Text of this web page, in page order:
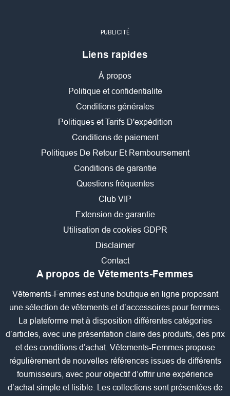
PUBLICITÉ
Liens rapides
À propos
Politique et confidentialite
Conditions générales
Politiques et Tarifs D'expédition
Conditions de paiement
Politiques De Retour Et Remboursement
Conditions de garantie
Questions fréquentes
Club VIP
Extension de garantie
Utilisation de cookies GDPR
Disclaimer
Contact
A propos de Vêtements-Femmes
Vêtements-Femmes est une boutique en ligne proposant
une sélection de vêtements et d’accessoires pour femmes.
La plateforme met à disposition différentes catégories
d’articles, avec une présentation claire des produits, des prix
et des conditions d’achat. Vêtements-Femmes propose
régulièrement de nouvelles références issues de différents
fournisseurs, avec pour objectif d’offrir une expérience
d’achat simple et lisible. Les collections sont présentées de